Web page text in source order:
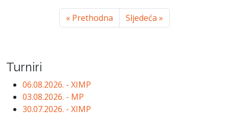
« Prethodna Sljedeća »
Turniri
06.08.2026. - XIMP
03.08.2026. - MP
30.07.2026. - XIMP